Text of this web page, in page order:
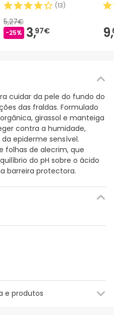
(13)
5,27€
-25% 3,97€ 9,
cuidar da pele do fundo do
das fraldas. Formulado
girassol e manteiga
contra a humidade,
epiderme sensível.
de alecrim, que
do pH sobre o ácido
barreira protectora.
e produtos